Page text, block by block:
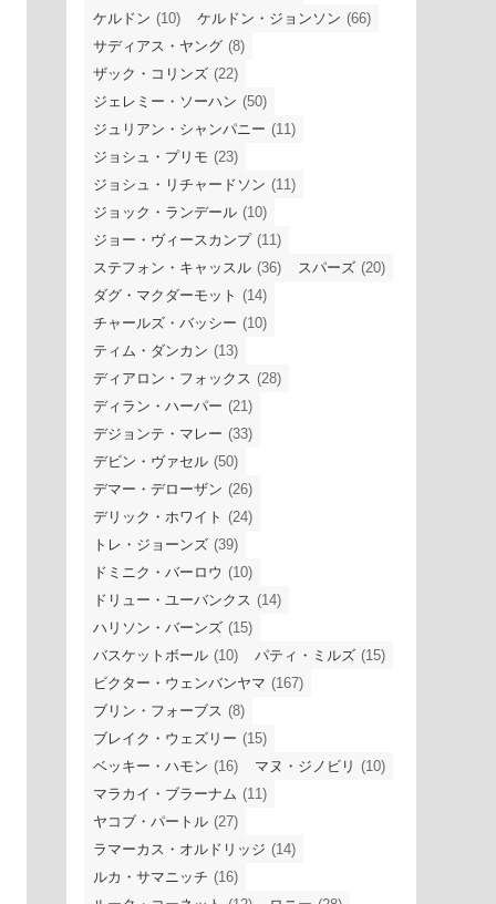
ケルドン (10) ケルドン・ジョンソン (66)
サディアス・ヤング (8)
ザック・コリンズ (22)
ジェレミー・ソーハン (50)
ジュリアン・シャンパニー (11)
ジョシュ・プリモ (23)
ジョシュ・リチャードソン (11)
ジョック・ランデール (10)
ジョー・ヴィースカンプ (11)
ステフォン・キャッスル (36) スパーズ (20)
ダグ・マクダーモット (14)
チャールズ・バッシー (10)
ティム・ダンカン (13)
ディアロン・フォックス (28)
ディラン・ハーパー (21)
デジョンテ・マレー (33)
デビン・ヴァセル (50)
デマー・デローザン (26)
デリック・ホワイト (24)
トレ・ジョーンズ (39)
ドミニク・バーロウ (10)
ドリュー・ユーバンクス (14)
ハリソン・バーンズ (15)
バスケットボール (10) パティ・ミルズ (15)
ビクター・ウェンバンヤマ (167)
ブリン・フォーブス (8)
ブレイク・ウェズリー (15)
ベッキー・ハモン (16) マヌ・ジノビリ (10)
マラカイ・ブラーナム (11)
ヤコブ・パートル (27)
ラマーカス・オルドリッジ (14)
ルカ・サマニッチ (16)